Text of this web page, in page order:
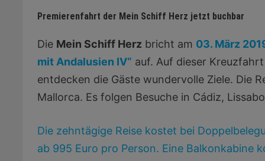
Premierenfahrt der Mein Schiff Herz jetzt buchbar
Die Mein Schiff Herz bricht am 03. März
mit Andalusien IV“ auf. Auf dieser
entdecken die Gäste wundervolle Ziele. Die
Mallorca. Es folgen Besuche in Cádiz,
Die zehntägige Reise kostet bei
ab 995 Euro pro Person. Eine Balkonkabine